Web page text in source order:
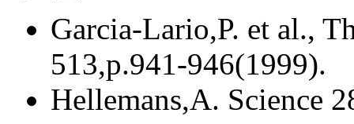
Garcia-Lario,P. et al.,
513,p.941-946(1999).
Hellemans,A. Science